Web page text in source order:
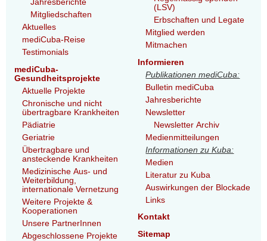
Jahresberichte
Mitgliedschaften
Aktuelles
mediCuba-Reise
Testimonials
mediCuba-
Gesundheitsprojekte
Aktuelle Projekte
Chronische und nicht
übertragbare Krankheiten
Pädiatrie
Geriatrie
Übertragbare und
ansteckende Krankheiten
Medizinische Aus- und
Weiterbildung,
internationale Vernetzung
Weitere Projekte &
Kooperationen
Unsere PartnerInnen
Abgeschlossene Projekte
(LSV)
Erbschaften und Legate
Mitglied werden
Mitmachen
Informieren
Publikationen mediCuba:
Bulletin mediCuba
Jahresberichte
Newsletter
Newsletter Archiv
Medienmitteilungen
Informationen zu Kuba:
Medien
Literatur zu Kuba
Auswirkungen der Blockade
Links
Kontakt
Sitemap